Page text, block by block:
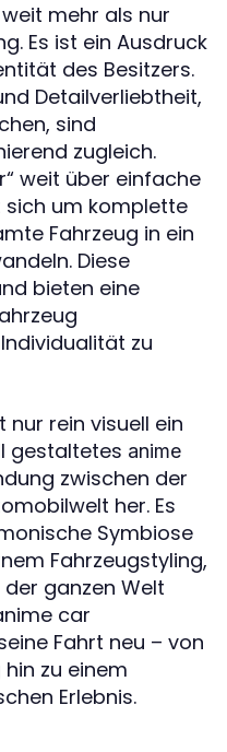
mehr als nur
Es ist ein Ausdruck
des Besitzers.
Detailverliebtheit,
sind
zugleich.
weit über einfache
sich um komplette
Fahrzeug in ein
Diese
bieten eine
zu
nur rein visuell ein
gestaltetes anime
zwischen der
her. Es
Symbiose
Fahrzeugstyling,
ganzen Welt
car
Fahrt neu – von
zu einem
Erlebnis.